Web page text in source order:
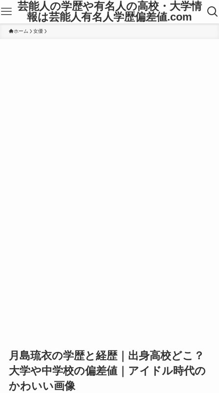
芸能人の学歴や有名人の高校・大学情
報は芸能人有名人学歴偏差値.com
ホーム 女優
月島琉衣の学歴と経歴｜出身高校どこ？
大学や中学校の偏差値｜アイドル時代の
かわいい画像